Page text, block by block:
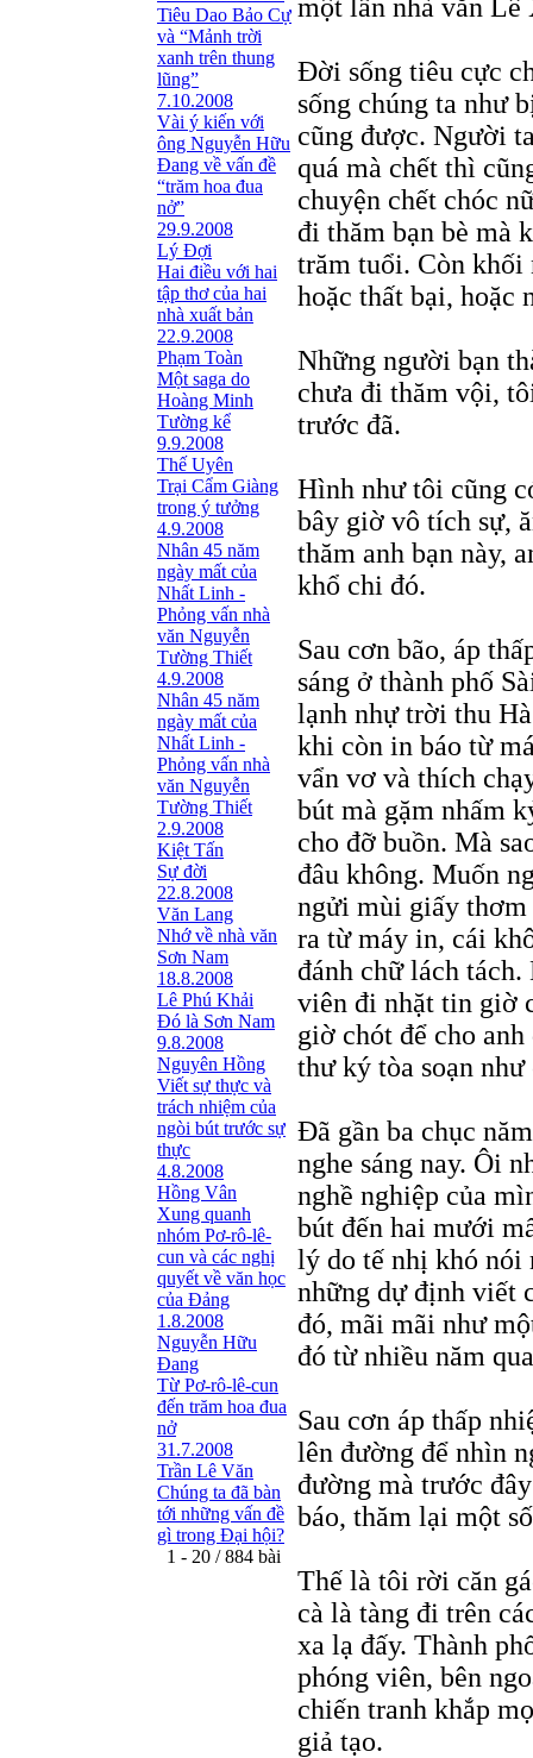
Tiêu Dao Bảo Cự
và “Mảnh trời
xanh trên thung
lũng”
7.10.2008
Vài ý kiến với
ông Nguyễn Hữu
Đang về vấn đề
“trăm hoa đua
nở”
29.9.2008
Lý Đợi
Hai điều với hai
tập thơ của hai
nhà xuất bản
22.9.2008
Phạm Toàn
Một saga do
Hoàng Minh
Tường kể
9.9.2008
Thế Uyên
Trại Cẩm Giàng
trong ý tưởng
4.9.2008
Nhân 45 năm
ngày mất của
Nhất Linh -
Phỏng vấn nhà
văn Nguyễn
Tường Thiết
4.9.2008
Nhân 45 năm
ngày mất của
Nhất Linh -
Phỏng vấn nhà
văn Nguyễn
Tường Thiết
2.9.2008
Kiệt Tấn
Sự đời
22.8.2008
Văn Lang
Nhớ về nhà văn
Sơn Nam
18.8.2008
Lê Phú Khải
Đó là Sơn Nam
9.8.2008
Nguyên Hồng
Viết sự thực và
trách nhiệm của
ngòi bút trước sự
thực
4.8.2008
Hồng Vân
Xung quanh
nhóm Pơ-rô-lê-
cun và các nghị
quyết về văn học
của Đảng
1.8.2008
Nguyễn Hữu
Đang
Từ Pơ-rô-lê-cun
đến trăm hoa đua
nở
31.7.2008
Trần Lê Văn
Chúng ta đã bàn
tới những vấn đề
gì trong Đại hội?
1 - 20 / 884 bài
một lần nhà văn
Ðời sống tiêu cực
sống chúng ta như
cũng được. Người
quá mà chết thì
chuyện chết chóc
đi thăm bạn bè mà
trăm tuổi. Còn khối
hoặc thất bại, hoặc
Những người bạn
chưa đi thăm vội,
trước đã.
Hình như tôi cũng
bây giờ vô tích sự,
thăm anh bạn này,
khổ chi đó.
Sau cơn bão, áp
sáng ở thành phố
lạnh nhự trời thu
khi còn in báo từ
vẩn vơ và thích
bút mà gặm nhấm
cho đỡ buồn. Mà
đâu không. Muốn
ngửi mùi giấy thơm
ra từ máy in, cái
đánh chữ lách
viên đi nhặt tin giờ
giờ chót để cho
thư ký tòa soạn
Ðã gần ba chục
nghe sáng nay. Ôi
nghề nghiệp của
bút đến hai mưới
lý do tế nhị khó nói
những dự định viết
đó, mãi mãi như
đó từ nhiều năm
Sau cơn áp thấp
lên đường để nhìn
đường mà trước
báo, thăm lại một
Thế là tôi rời căn
cà là tàng đi trên
xa lạ đấy. Thành
phóng viên, bên
chiến tranh khắp
giả tạo.